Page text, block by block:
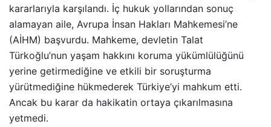
kararlarıyla karşılandı. İç hukuk yollarından sonuç
alamayan aile, Avrupa İnsan Hakları Mahkemesi’ne
(AİHM) başvurdu. Mahkeme, devletin Talat
Türkoğlu’nun yaşam hakkını koruma yükümlülüğünü
yerine getirmediğine ve etkili bir soruşturma
yürütmediğine hükmederek Türkiye’yi mahkum etti.
Ancak bu karar da hakikatin ortaya çıkarılmasına
yetmedi.